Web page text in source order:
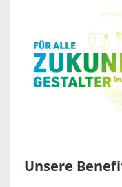
Unsere